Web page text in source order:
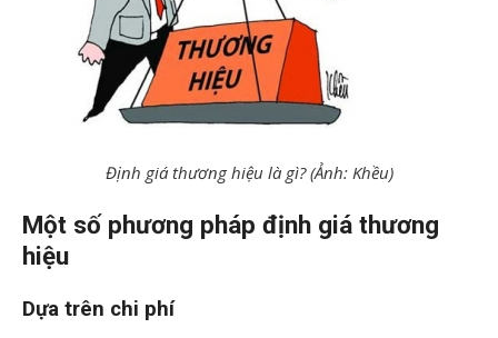
Định giá thương hiệu là gì? (Ảnh: Khều)
Một số phương pháp định giá thương
hiệu
Dựa trên chi phí